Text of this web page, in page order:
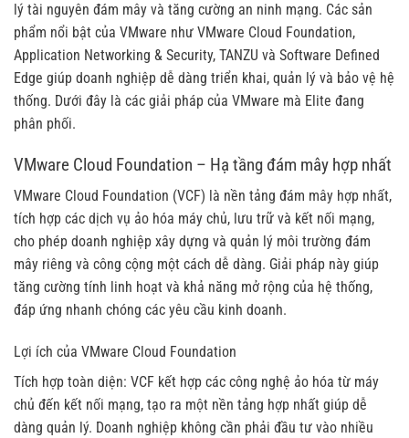
lý tài nguyên đám mây và tăng cường an ninh mạng. Các sản
phẩm nổi bật của VMware như VMware Cloud Foundation,
Application Networking & Security, TANZU và Software Defined
Edge giúp doanh nghiệp dễ dàng triển khai, quản lý và bảo vệ hệ
thống. Dưới đây là các giải pháp của VMware mà Elite đang
phân phối.
VMware Cloud Foundation – Hạ tầng đám mây hợp nhất
VMware Cloud Foundation (VCF) là nền tảng đám mây hợp nhất,
tích hợp các dịch vụ ảo hóa máy chủ, lưu trữ và kết nối mạng,
cho phép doanh nghiệp xây dựng và quản lý môi trường đám
mây riêng và công cộng một cách dễ dàng. Giải pháp này giúp
tăng cường tính linh hoạt và khả năng mở rộng của hệ thống,
đáp ứng nhanh chóng các yêu cầu kinh doanh.
Lợi ích của VMware Cloud Foundation
Tích hợp toàn diện: VCF kết hợp các công nghệ ảo hóa từ máy
chủ đến kết nối mạng, tạo ra một nền tảng hợp nhất giúp dễ
dàng quản lý. Doanh nghiệp không cần phải đầu tư vào nhiều